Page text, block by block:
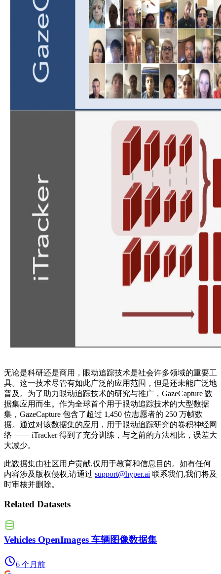
无论是科研还是商用，眼动追踪技术是社会许多领域的重要工
具。这一技术尽管有如此广泛的应用范围，但是还未能广泛地
普及。为了助力眼动追踪技术的研究与推广，GazeCapture 数
据集应用而生。作为全球首个用于眼动追踪技术的大型数据
集，GazeCapture 包含了超过 1,450 位志愿者的 250 万帧数
据。通过对该数据集的应用，用于眼动追踪研究的卷积神经网
络 —— iTracker 得到了充分训练，与之前的方法相比，误差大
大减少。
此数据集由社区用户贡献,仅用于教育和信息目的。如有任何
内容涉及版权侵权,请通过 support@hyper.ai 联系我们,我们将及
时审核并删除。
Related Datasets
Vehicles OpenImages 车辆图像数据集
6 个月前